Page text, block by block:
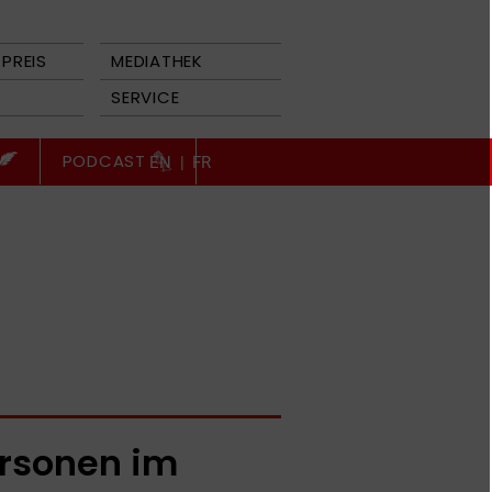
MEDIATHEK
SERVICE
PODCAST EN | FR
im